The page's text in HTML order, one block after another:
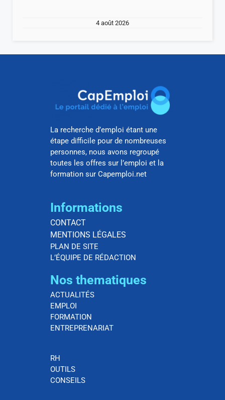
4 août 2026
La recherche d’emploi étant une
étape difficile pour de nombreuses
personnes, nous avons regroupé
toutes les offres sur l’emploi et la
formation sur Capemploi.net
Informations
CONTACT
MENTIONS LÉGALES
PLAN DE SITE
L’ÉQUIPE DE RÉDACTION
Nos thematiques
ACTUALITÉS
EMPLOI
FORMATION
ENTREPRENARIAT
RH
OUTILS
CONSEILS